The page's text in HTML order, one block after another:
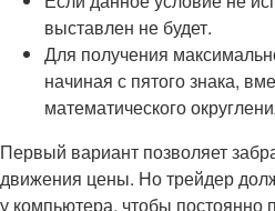
выставлен не будет.
Для получения
начиная с пятого знака,
математического
Первый вариант позволяет
движения цены. Но трейдер
у компьютера, чтобы постоянно